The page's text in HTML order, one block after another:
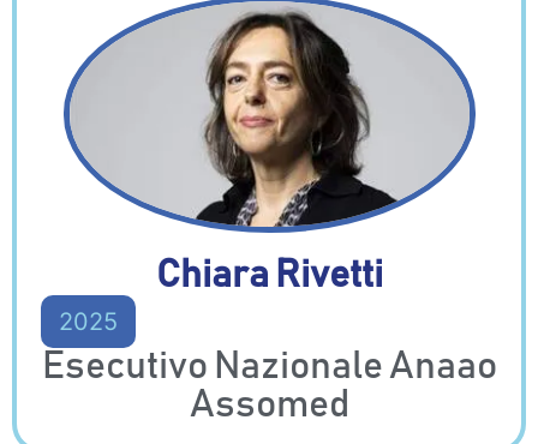
Chiara Rivetti
2025
Esecutivo Nazionale Anaao
Assomed